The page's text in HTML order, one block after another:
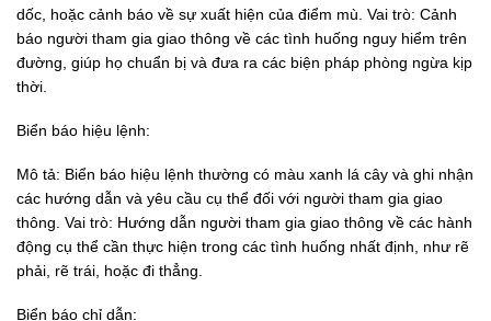
dốc, hoặc cảnh báo về sự xuất hiện của điểm mù. Vai trò: Cảnh
báo người tham gia giao thông về các tình huống nguy hiểm trên
đường, giúp họ chuẩn bị và đưa ra các biện pháp phòng ngừa kịp
thời.
Biển báo hiệu lệnh:
Mô tả: Biển báo hiệu lệnh thường có màu xanh lá cây và ghi nhận
các hướng dẫn và yêu cầu cụ thể đối với người tham gia giao
thông. Vai trò: Hướng dẫn người tham gia giao thông về các hành
động cụ thể cần thực hiện trong các tình huống nhất định, như rẽ
phải, rẽ trái, hoặc đi thẳng.
Biển báo chỉ dẫn: